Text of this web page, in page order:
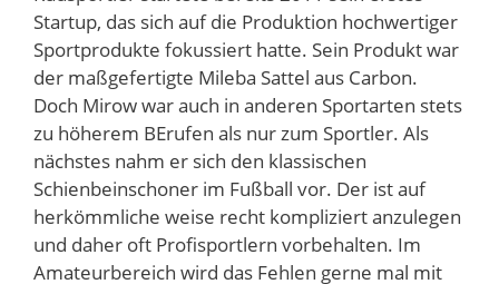
Startup, das sich auf die Produktion hochwertiger
Sportprodukte fokussiert hatte. Sein Produkt war
der maßgefertigte Mileba Sattel aus Carbon.
Doch Mirow war auch in anderen Sportarten stets
zu höherem BErufen als nur zum Sportler. Als
nächstes nahm er sich den klassischen
Schienbeinschoner im Fußball vor. Der ist auf
herkömmliche weise recht kompliziert anzulegen
und daher oft Profisportlern vorbehalten. Im
Amateurbereich wird das Fehlen gerne mal mit